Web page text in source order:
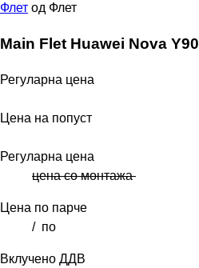
Флет од Флет
Main Flet Huawei Nova Y90
Регуларна цена
Цена на попуст
Регуларна цена
цена со монтажа
Цена по парче
/ по
Вклучено ДДВ